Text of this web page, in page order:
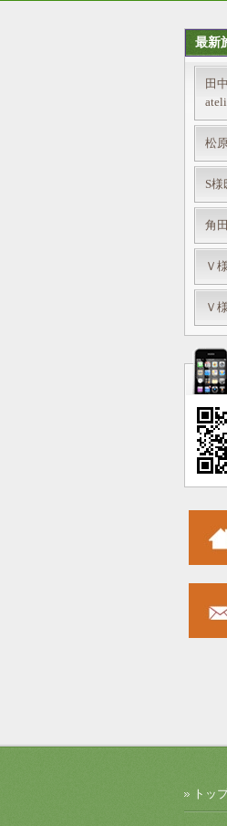
最新
田
松
S
角
Ｖ
Ｖ
トッ